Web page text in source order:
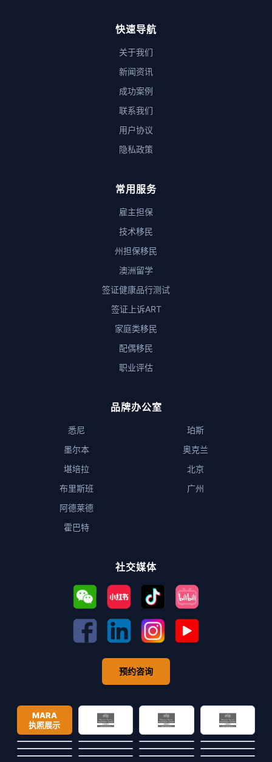
快速导航
关于我们
新闻资讯
成功案例
联系我们
用户协议
隐私政策
常用服务
雇主担保
技术移民
州担保移民
澳洲留学
签证健康品行测试
签证上诉ART
家庭类移民
配偶移民
职业评估
品牌办公室
悉尼
墨尔本
堪培拉
布里斯班
阿德莱德
霍巴特
珀斯
奥克兰
北京
广州
社交媒体
预约咨询
MARA
执照展示